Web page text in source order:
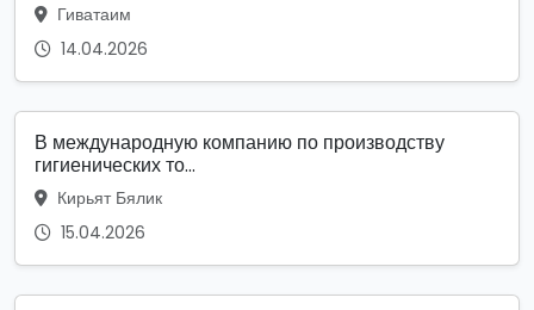
Гиватаим
14.04.2026
В международную компанию по производству
гигиенических то...
Кирьят Бялик
15.04.2026